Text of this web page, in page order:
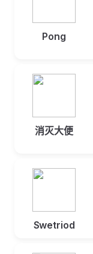
Pong
消灭大便
Swetriod